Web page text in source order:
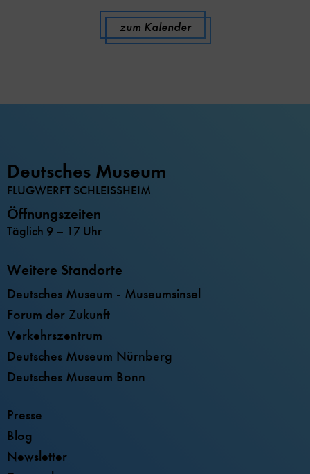
zum Kalender
Deutsches Museum
FLUGWERFT SCHLEISSHEIM
Öffnungszeiten
Täglich 9 – 17 Uhr
Weitere Standorte
Deutsches Museum - Museumsinsel
Forum der Zukunft
Verkehrszentrum
Deutsches Museum Nürnberg
Deutsches Museum Bonn
Presse
Blog
Newsletter